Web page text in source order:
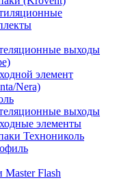
выходы
элемент
Nera)
выходы
элементы
Технониколь
Flash